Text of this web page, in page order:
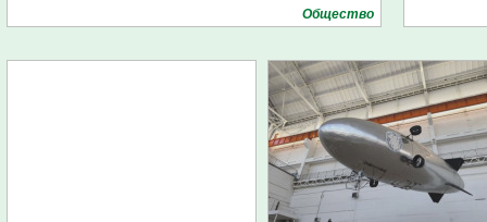
Общество